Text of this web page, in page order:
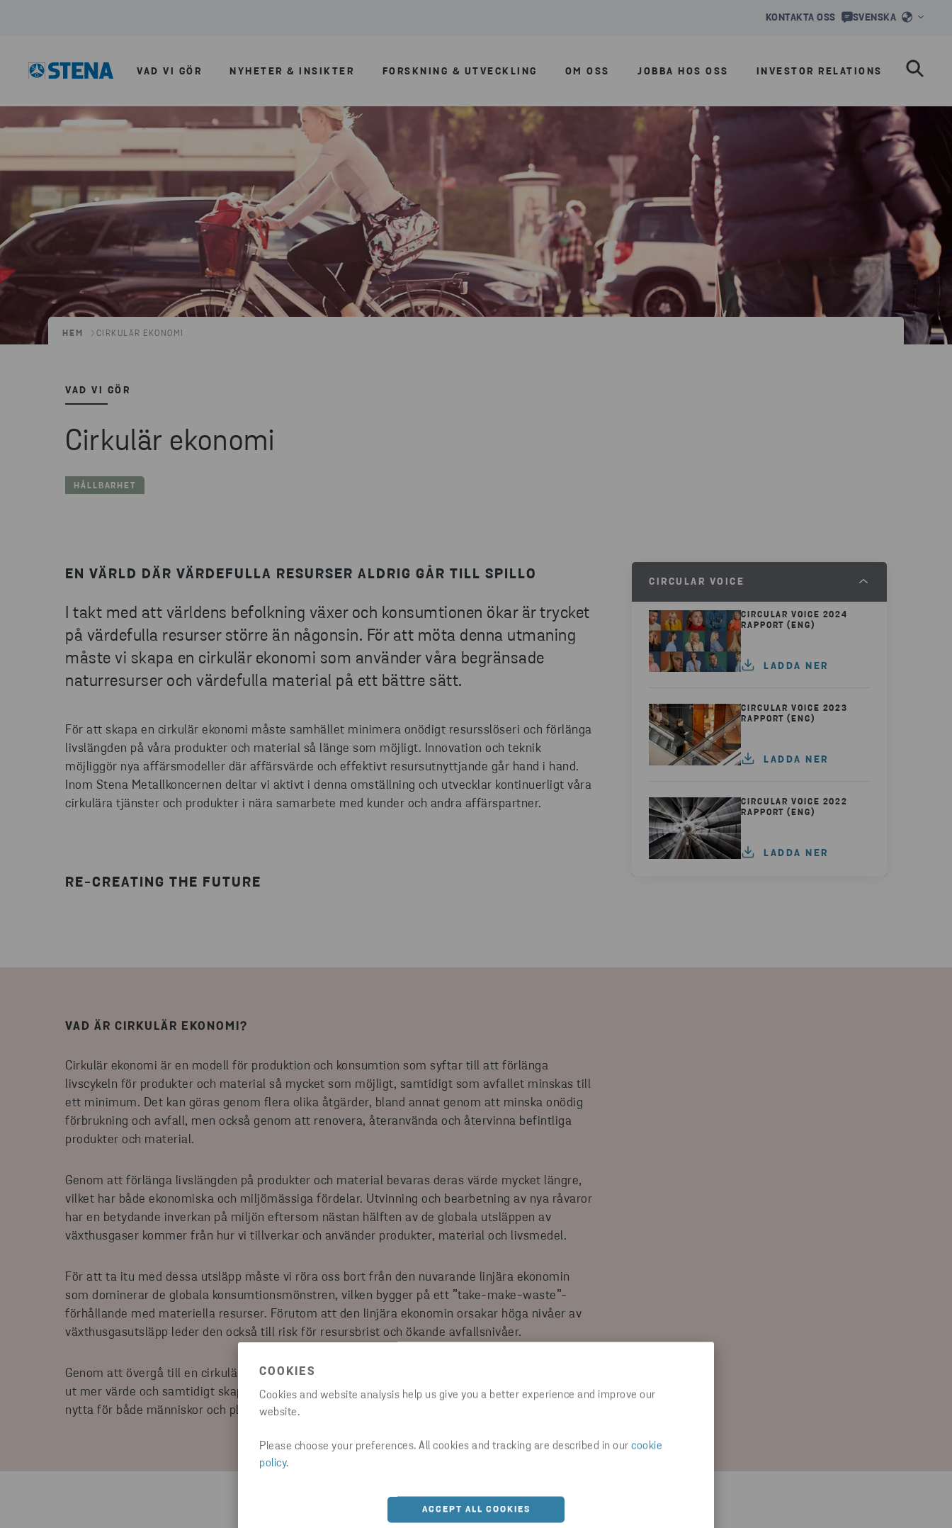
COOKIES
Cookies and website analysis help us give you a better experience and improve our
website.
Please choose your preferences. All cookies and tracking are described in our cookie
policy.
ACCEPT ALL COOKIES
KONTAKTA OSS SVENSKA
VAD VI GÖR NYHETER & INSIKTER FORSKNING & UTVECKLING OM OSS JOBBA HOS OSS INVESTOR RELATIONS
HEM CIRKULÄR EKONOMI
VAD VI GÖR
Cirkulär ekonomi
HÅLLBARHET
EN VÄRLD DÄR VÄRDEFULLA RESURSER ALDRIG GÅR TILL SPILLO
I takt med att världens befolkning växer och konsumtionen ökar är trycket
på värdefulla resurser större än någonsin. För att möta denna utmaning
måste vi skapa en cirkulär ekonomi som använder våra begränsade
naturresurser och värdefulla material på ett bättre sätt.
För att skapa en cirkulär ekonomi måste samhället minimera onödigt resursslöseri och förlänga
livslängden på våra produkter och material så länge som möjligt. Innovation och teknik
möjliggör nya affärsmodeller där affärsvärde och effektivt resursutnyttjande går hand i hand.
Inom Stena Metallkoncernen deltar vi aktivt i denna omställning och utvecklar kontinuerligt våra
cirkulära tjänster och produkter i nära samarbete med kunder och andra affärspartner.
RE-CREATING THE FUTURE
VAD ÄR CIRKULÄR EKONOMI?
Cirkulär ekonomi är en modell för produktion och konsumtion som syftar till att förlänga
livscykeln för produkter och material så mycket som möjligt, samtidigt som avfallet minskas till
ett minimum. Det kan göras genom flera olika åtgärder, bland annat genom att minska onödig
förbrukning och avfall, men också genom att renovera, återanvända och återvinna befintliga
produkter och material.
Genom att förlänga livslängden på produkter och material bevaras deras värde mycket längre,
vilket har både ekonomiska och miljömässiga fördelar. Utvinning och bearbetning av nya råvaror
har en betydande inverkan på miljön eftersom nästan hälften av de globala utsläppen av
växthusgaser kommer från hur vi tillverkar och använder produkter, material och livsmedel.
För att ta itu med dessa utsläpp måste vi röra oss bort från den nuvarande linjära ekonomin
som dominerar de globala konsumtionsmönstren, vilken bygger på ett ”take-make-waste”-
förhållande med materiella resurser. Förutom att den linjära ekonomin orsakar höga nivåer av
växthusgasutsläpp leder den också till risk för resursbrist och ökande avfallsnivåer.
Genom att övergå till en cirkulär ekonomi kan vi nyttja våra befintliga resurser mycket bättre, få
ut mer värde och samtidigt skapa mer hållbara system för produktion och konsumtion – till
nytta för både människor och planeten.
CIRCULAR VOICE
CIRCULAR VOICE 2024
RAPPORT (ENG)
LADDA NER
CIRCULAR VOICE 2023
RAPPORT (ENG)
LADDA NER
CIRCULAR VOICE 2022
RAPPORT (ENG)
LADDA NER